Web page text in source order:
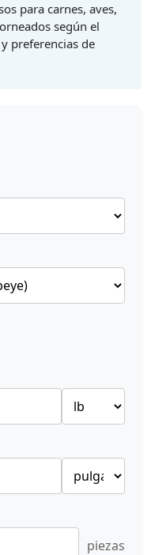
para carnes, aves,
según el
preferencias de
piezas